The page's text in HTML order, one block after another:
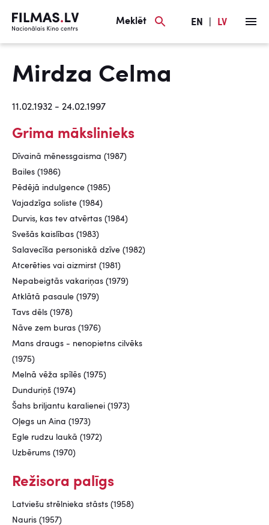
Meklēt EN LV
Mirdza Celma
11.02.1932 - 24.02.1997
Grima mākslinieks
Dīvainā mēnessgaisma (1987)
Bailes (1986)
Pēdējā indulgence (1985)
Vajadzīga soliste (1984)
Durvis, kas tev atvērtas (1984)
Svešās kaislības (1983)
Salavecīša personiskā dzīve (1982)
Atcerēties vai aizmirst (1981)
Nepabeigtās vakariņas (1979)
Atklātā pasaule (1979)
Tavs dēls (1978)
Nāve zem buras (1976)
Mans draugs - nenopietns cilvēks
(1975)
Melnā vēža spīlēs (1975)
Dunduriņš (1974)
Šahs briljantu karalienei (1973)
Oļegs un Aina (1973)
Egle rudzu laukā (1972)
Uzbērums (1970)
Režisora palīgs
Latviešu strēlnieka stāsts (1958)
Nauris (1957)